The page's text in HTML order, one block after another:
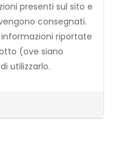
presenti sul sito e
consegnati.
riportate
(ove siano
utilizzarlo.